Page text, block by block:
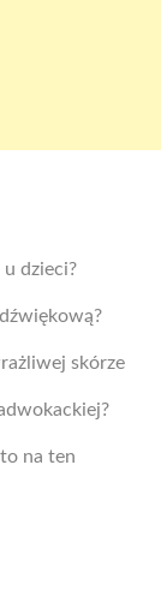
dzieci?
skórze
na ten